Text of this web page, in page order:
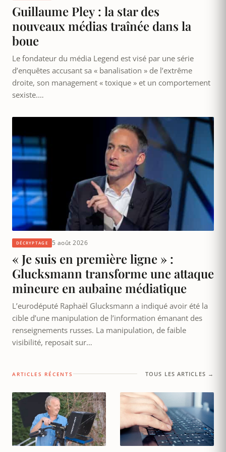
Guillaume Pley : la star des
nouveaux médias traînée dans la
boue
Le fondateur du média Legend est visé par une série
d’enquêtes accusant sa « banalisation » de l’extrême
droite, son management « toxique » et un comportement
sexiste.…
DÉCRYPTAGE 5 août 2026
« Je suis en première ligne » :
Glucksmann transforme une attaque
mineure en aubaine médiatique
L’eurodéputé Raphaël Glucksmann a indiqué avoir été la
cible d’une manipulation de l’information émanant des
renseignements russes. La manipulation, de faible
visibilité, reposait sur…
ARTICLES RÉCENTS TOUS LES ARTICLES →